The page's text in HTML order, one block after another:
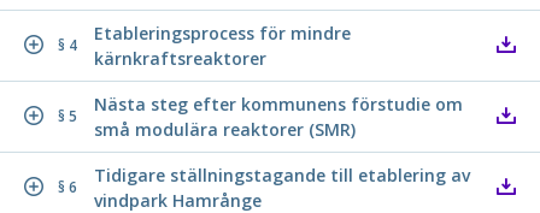
§ 4
Etableringsprocess för mindre
kärnkraftsreaktorer
§ 5
Nästa steg efter kommunens förstudie om
små modulära reaktorer (SMR)
§ 6
Tidigare ställningstagande till etablering av
vindpark Hamrånge